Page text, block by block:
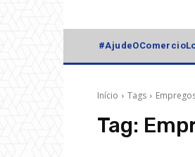
Início Tags
Tag: